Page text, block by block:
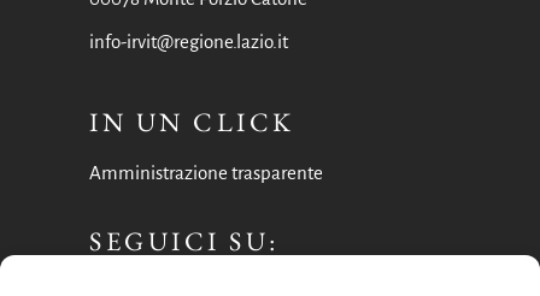
info-irvit@regione.lazio.it
IN UN CLICK
Amministrazione trasparente
SEGUICI SU: